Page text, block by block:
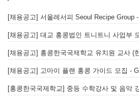
[채용공고] 홍콩한국국제학교 유치원 교사 (
[채용공고] 고마이 플랜 홍콩 가이드 모집 -
[홍콩한국국제학교] 중등 수학강사 및 음악